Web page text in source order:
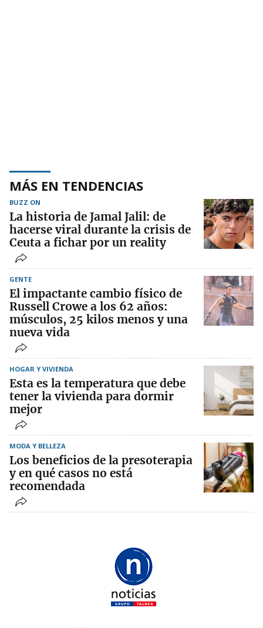
MÁS EN TENDENCIAS
BUZZ ON
La historia de Jamal Jalil: de
hacerse viral durante la crisis de
Ceuta a fichar por un reality
GENTE
El impactante cambio físico de
Russell Crowe a los 62 años:
músculos, 25 kilos menos y una
nueva vida
HOGAR Y VIVIENDA
Esta es la temperatura que debe
tener la vivienda para dormir
mejor
MODA Y BELLEZA
Los beneficios de la presoterapia
y en qué casos no está
recomendada